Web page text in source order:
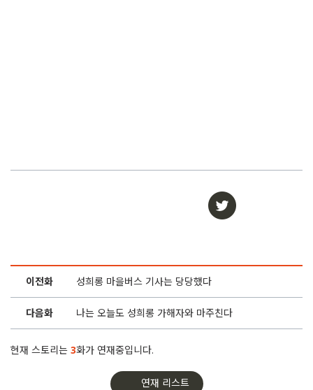
이전화 성희롱 마을버스 기사는 당당했다
다음화 나는 오늘도 성희롱 가해자와 마주친다
현재 스토리는 3화가 연재중입니다.
연재 리스트